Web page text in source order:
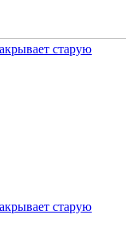
старую
старую